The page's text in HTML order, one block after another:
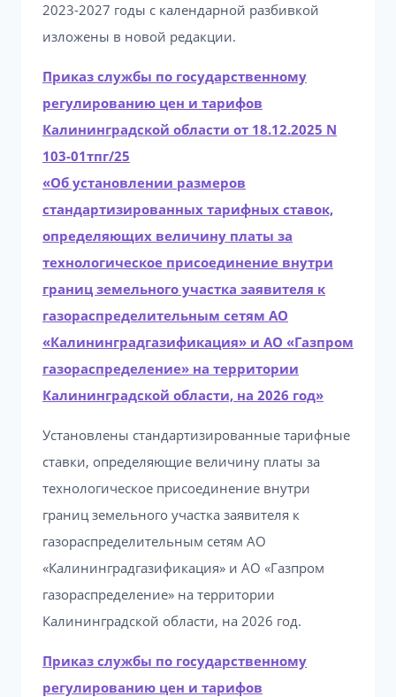
2023-2027 годы с календарной разбивкой
изложены в новой редакции.
Приказ службы по государственному
регулированию цен и тарифов
Калининградской области от 18.12.2025 N
103-01тпг/25
«Об установлении размеров
стандартизированных тарифных ставок,
определяющих величину платы за
технологическое присоединение внутри
границ земельного участка заявителя к
газораспределительным сетям АО
«Калининградгазификация» и АО «Газпром
газораспределение» на территории
Калининградской области, на 2026 год»
Установлены стандартизированные тарифные
ставки, определяющие величину платы за
технологическое присоединение внутри
границ земельного участка заявителя к
газораспределительным сетям АО
«Калининградгазификация» и АО «Газпром
газораспределение» на территории
Калининградской области, на 2026 год.
Приказ службы по государственному
регулированию цен и тарифов